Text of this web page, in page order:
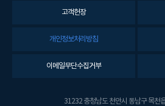
고객헌장
개인정보처리방침
이메일무단수집거부
31232 충청남도 천안시 동남구 목천